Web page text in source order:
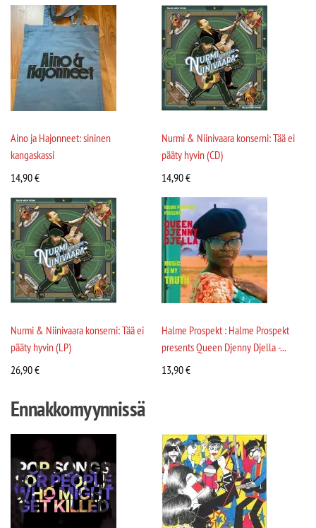
Aino ja Hajonneet: sininen
kangaskassi
14,90€
Nurmi & Niinivaara konserni: Tää ei
pääty hyvin (CD)
14,90€
Nurmi & Niinivaara konserni: Tää ei
pääty hyvin (LP)
26,90€
Halme Prospekt : Halme Prospekt
presents Queen Djenny Djella -...
13,90€
Ennakkomyynnissä